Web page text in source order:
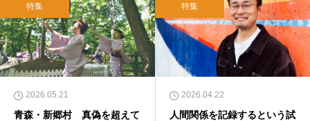
特集
2026.05.21
青森・新郷村 真偽を超えて
特集
2026.04.22
人間関係を記録するという試